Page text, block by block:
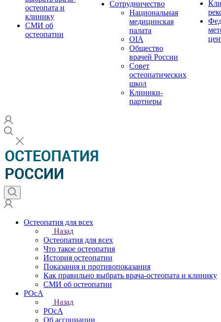
остеопата и
клинику
СМИ об
остеопатии
Сотрудничество
Национальная
медицинская
палата
OIA
Общество
врачей России
Совет
остеопатических
школ
Клиники-
партнеры
Остеопатия для всех
Назад
Остеопатия для всех
Что такое остеопатия
История остеопатии
Показания и противопоказания
Как правильно выбрать врача-остеопата и клинику
СМИ об остеопатии
РОсА
Назад
РОсА
Об ассоциации